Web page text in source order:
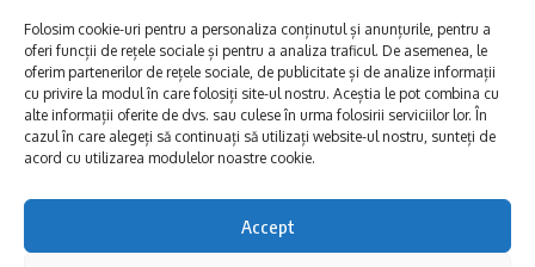
Folosim cookie-uri pentru a personaliza conținutul și anunțurile, pentru a
oferi funcții de rețele sociale și pentru a analiza traficul. De asemenea, le
oferim partenerilor de rețele sociale, de publicitate și de analize informații
cu privire la modul în care folosiți site-ul nostru. Aceștia le pot combina cu
alte informații oferite de dvs. sau culese în urma folosirii serviciilor lor. În
cazul în care alegeți să continuați să utilizați website-ul nostru, sunteți de
acord cu utilizarea modulelor noastre cookie.
Accept
E xplorăm Dobrogea,
Explorăm valorile locale:
Deltă, Litoral, cele mai mari
lacuri, cele mai vechi orașe,
multe etnii, CELE MAI
Afaceri și meșteșuguri
Actualitate
La Drum cu Ada